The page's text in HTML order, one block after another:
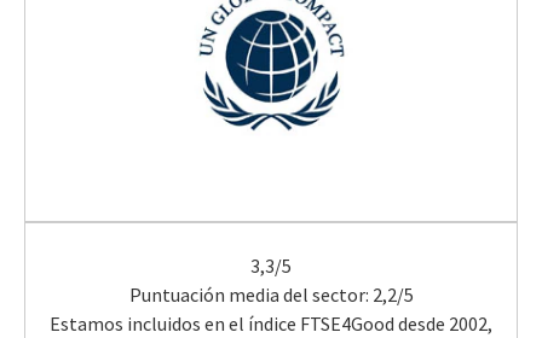
3,3/5
Puntuación media del sector: 2,2/5
Estamos incluidos en el índice FTSE4Good desde 2002,